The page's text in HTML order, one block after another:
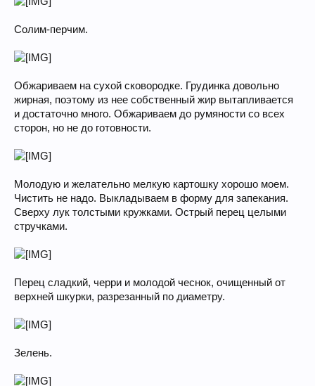
Солим-перчим.
Обжариваем на сухой сковородке. Грудинка довольно
жирная, поэтому из нее собственный жир вытапливается
и достаточно много. Обжариваем до румяности со всех
сторон, но не до готовности.
Молодую и желательно мелкую картошку хорошо моем.
Чистить не надо. Выкладываем в форму для запекания.
Сверху лук толстыми кружками. Острый перец целыми
стручками.
Перец сладкий, черри и молодой чеснок, очищенный от
верхней шкурки, разрезанный по диаметру.
Зелень.